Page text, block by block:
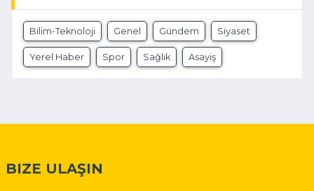
Bilim-Teknoloji Genel Gündem Siyaset
Yerel Haber Spor Sağlık Asayiş
BIZE ULAŞIN